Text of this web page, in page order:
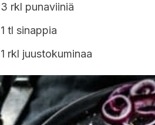
3 rkl punaviiniä
1 tl sinappia
1 rkl juustokuminaa